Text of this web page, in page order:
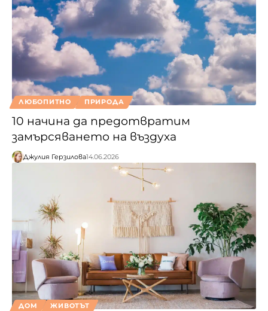
ЛЮБОПИТНО ПРИРОДА
10 начина да предотвратим
замърсяването на въздуха
Джулия Герзилова14.06.2026
ДОМ ЖИВОТЪТ